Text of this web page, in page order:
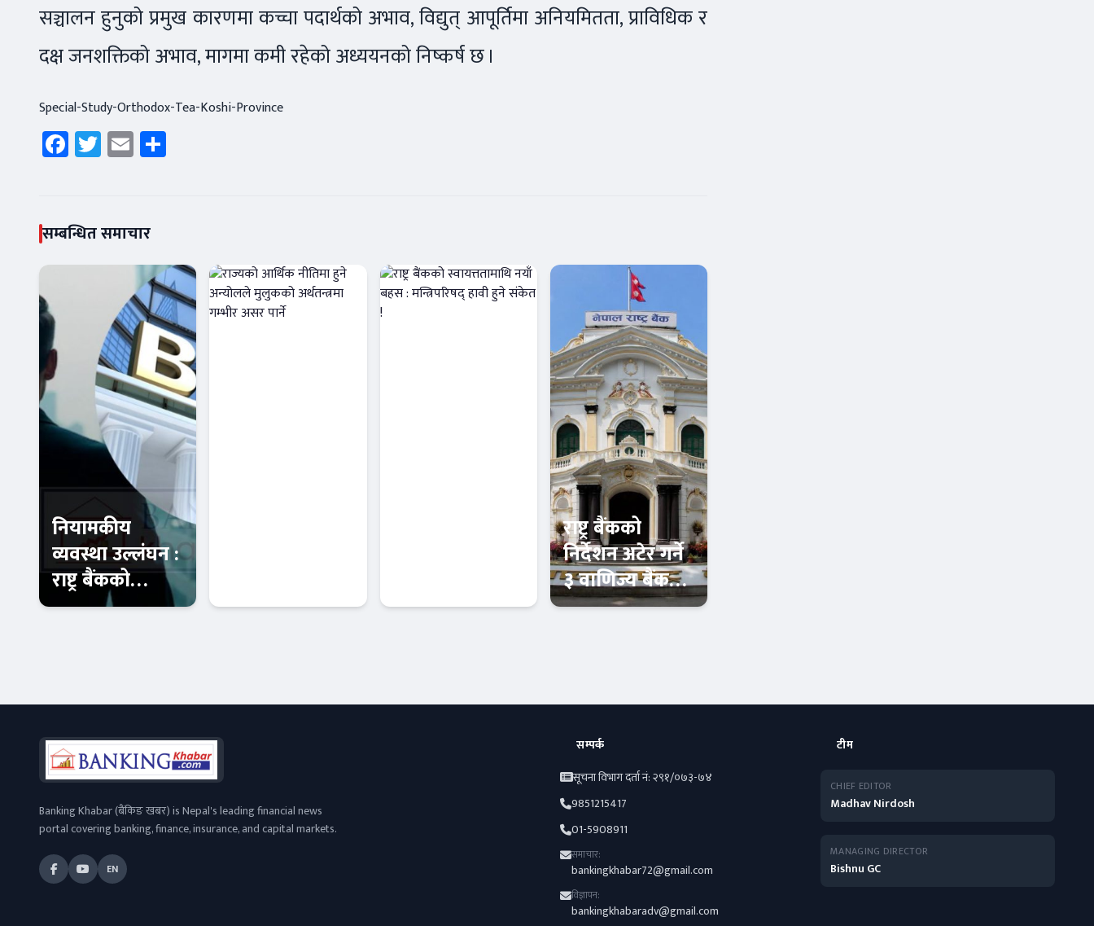
सञ्चालन हुनुको प्रमुख कारणमा कच्चा पदार्थको अभाव, विद्युत् आपूर्तिमा अनियमितता, प्राविधिक र
दक्ष जनशक्तिको अभाव, मागमा कमी रहेको अध्ययनको निष्कर्ष छ ।
Special-Study-Orthodox-Tea-Koshi-Province
Facebook
Twitter
Email
सम्बन्धित समाचार
नियामकीय
व्यवस्था उल्लंघन :
राष्ट्र बैंकको
कारबाहीमा ९
मुलुकको
मन्त्रिपरिषद् हावी
राष्ट्र बैंकको
निर्देशन अटेर गर्ने
३ वाणिज्य बैंकहरु
कार्बाहीमा !
Banking Khabar (बैंकिङ खबर) is Nepal's leading financial news
portal covering banking, finance, insurance, and capital markets.
EN
सम्पर्क
सूचना विभाग दर्ता नं: २९१/०७३-७४
9851215417
01-5908911
समाचार:
bankingkhabar72@gmail.com
विज्ञापन:
bankingkhabaradv@gmail.com
टीम
CHIEF EDITOR
Madhav Nirdosh
MANAGING DIRECTOR
Bishnu GC